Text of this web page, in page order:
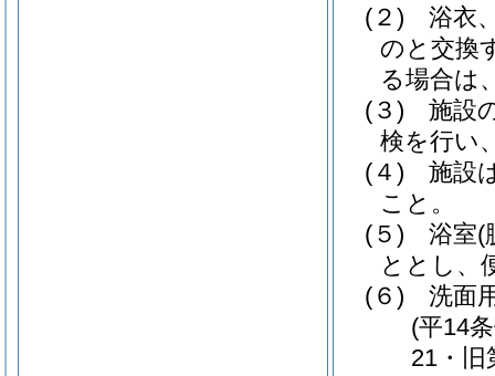
(２)
浴衣
のと交換
る場合は
(３)
施設
検を行い
(４)
施設
こと。
(５)
浴室(
ととし、
(６)
洗面
(平14
21・旧